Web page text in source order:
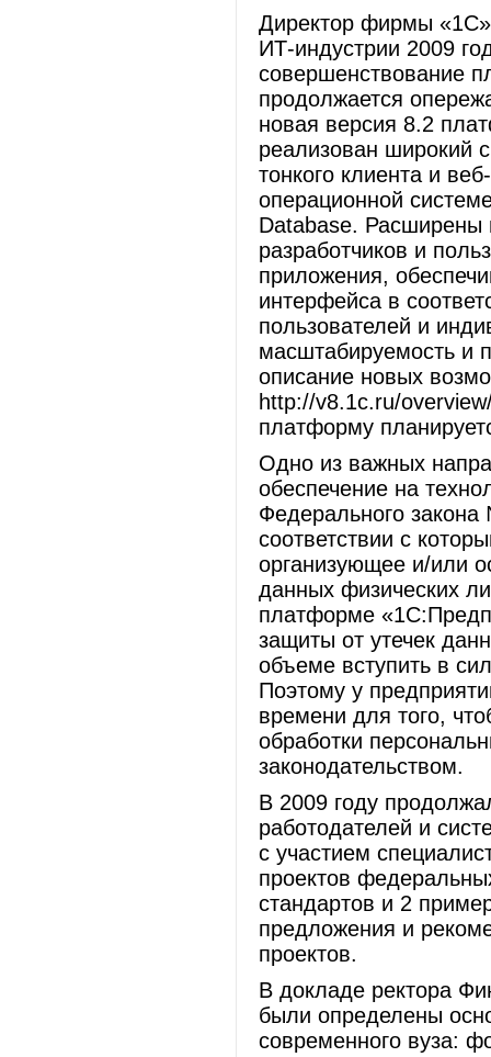
Директор фирмы «1С»
ИТ-индустрии 2009
совершенствование
продолжается
новая версия 8.2
реализован широкий
тонкого клиента и
операционной
Database. Расширены
разработчиков и
приложения,
интерфейса в
пользователей и
масштабируемость и
описание новых
http://v8.1c.ru/
платформу
Одно из важных
обеспечение на
Федерального
соответствии с
организующее и/или
данных физических
платформе
защиты от утечек
объеме вступить в
Поэтому у
времени для того,
обработки
законодательством.
В 2009 году
работодателей и
с участием
проектов
стандартов и 2
предложения и
проектов.
В докладе ректора
были определены
современного вуза: